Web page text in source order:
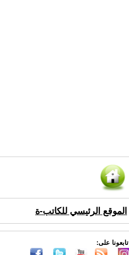
الموقع الرئيسي للكاتب-ة
تابعونا على: